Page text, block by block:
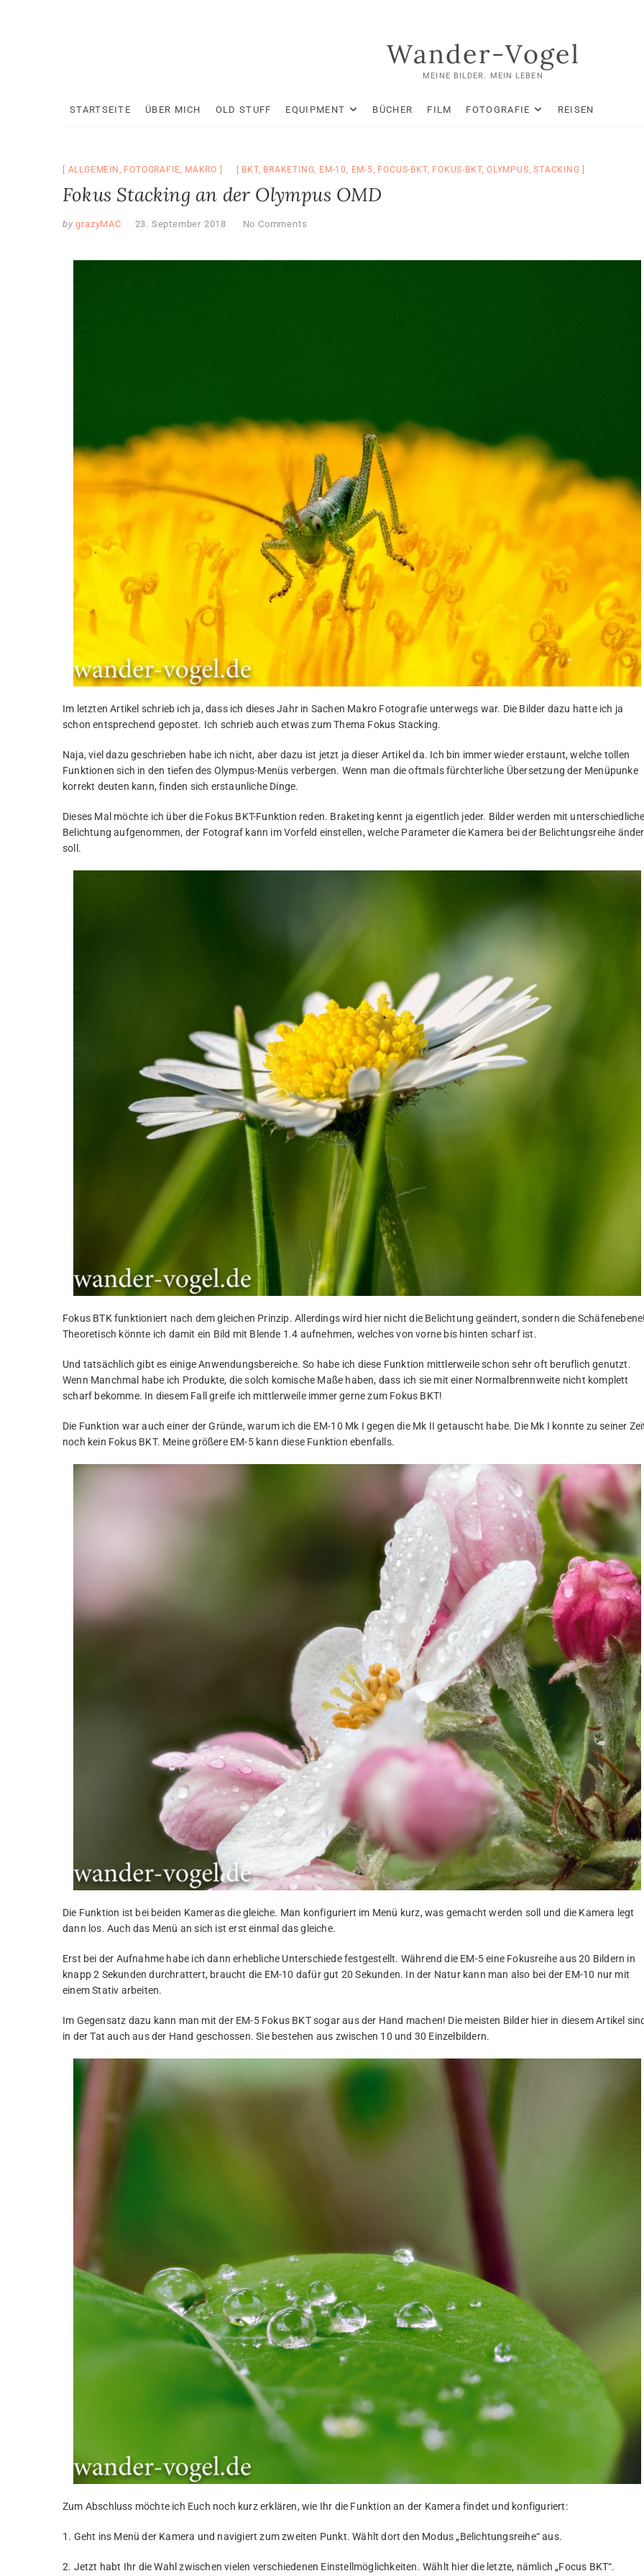
Wander-Vogel
MEINE BILDER. MEIN LEBEN
STARTSEITE ÜBER MICH OLD STUFF EQUIPMENT BÜCHER FILM FOTOGRAFIE REISEN
ALLGEMEIN , FOTOGRAFIE, MAKRO BKT, BRAKETING, EM-10, EM-5, FOCUS-BKT, FOKUS-BKT, OLYMPUS,STACKING
Fokus Stacking an der Olympus OMD
by grazyMAC 23. September 2018 No Comments
Im letzten Artikel schrieb ich ja, dass ich dieses Jahr in Sachen Makro Fotografie unterwegs war. Die Bilder dazu hatte ich ja
schon entsprechend gepostet. Ich schrieb auch etwas zum Thema Fokus Stacking.
Naja, viel dazu geschrieben habe ich nicht, aber dazu ist jetzt ja dieser Artikel da. Ich bin immer wieder erstaunt, welche tollen
Funktionen sich in den tiefen des Olympus-Menüs verbergen. Wenn man die oftmals fürchterliche Übersetzung der Menüpunke
korrekt deuten kann, finden sich erstaunliche Dinge.
Dieses Mal möchte ich über die Fokus BKT-Funktion reden. Braketing kennt ja eigentlich jeder. Bilder werden mit
Belichtung aufgenommen, der Fotograf kann im Vorfeld einstellen, welche Parameter die Kamera bei der Belichtungsreihe
soll.
Fokus BTK funktioniert nach dem gleichen Prinzip. Allerdings wird hier nicht die Belichtung geändert, sondern die Schäfenebene!
Theoretisch könnte ich damit ein Bild mit Blende 1.4 aufnehmen, welches von vorne bis hinten scharf ist.
Und tatsächlich gibt es einige Anwendungsbereiche. So habe ich diese Funktion mittlerweile schon sehr oft beruflich genutzt.
Wenn Manchmal habe ich Produkte, die solch komische Maße haben, dass ich sie mit einer Normalbrennweite nicht komplett
scharf bekomme. In diesem Fall greife ich mittlerweile immer gerne zum Fokus BKT!
Die Funktion war auch einer der Gründe, warum ich die EM-10 Mk I gegen die Mk II getauscht habe. Die Mk I konnte zu seiner
noch kein Fokus BKT. Meine größere EM-5 kann diese Funktion ebenfalls.
Die Funktion ist bei beiden Kameras die gleiche. Man konfiguriert im Menü kurz, was gemacht werden soll und die Kamera legt
dann los. Auch das Menü an sich ist erst einmal das gleiche.
Erst bei der Aufnahme habe ich dann erhebliche Unterschiede festgestellt. Während die EM-5 eine Fokusreihe aus 20 Bildern in
knapp 2 Sekunden durchrattert, braucht die EM-10 dafür gut 20 Sekunden. In der Natur kann man also bei der EM-10 nur mit
einem Stativ arbeiten.
Im Gegensatz dazu kann man mit der EM-5 Fokus BKT sogar aus der Hand machen! Die meisten Bilder hier in diesem Artikel
in der Tat auch aus der Hand geschossen. Sie bestehen aus zwischen 10 und 30 Einzelbildern.
Zum Abschluss möchte ich Euch noch kurz erklären, wie Ihr die Funktion an der Kamera findet und konfiguriert:
1. Geht ins Menü der Kamera und navigiert zum zweiten Punkt. Wählt dort den Modus „Belichtungsreihe“ aus.
2. Jetzt habt Ihr die Wahl zwischen vielen verschiedenen Einstellmöglichkeiten. Wählt hier die letzte, nämlich „Focus BKT“.